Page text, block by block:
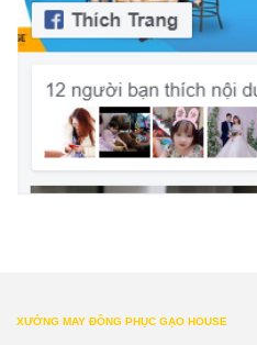
XƯỞNG MAY ĐỒNG PHỤC GẠO HOUSE